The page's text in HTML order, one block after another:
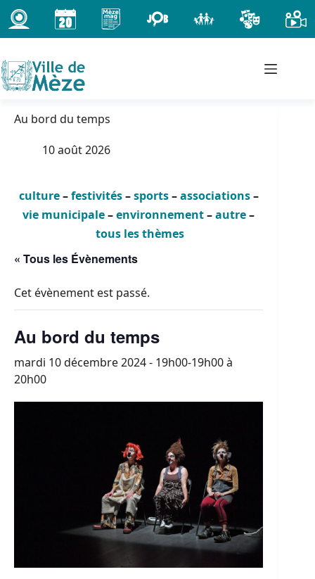
Passer
au
contenu
Au bord du temps
10 août 2026
culture–festivités–sports–associations–
vie municipale–environnement–autre–
tous les thèmes
« Tous les Évènements
Cet évènement est passé.
Au bord du temps
mardi 10 décembre 2024 - 19h00-19h00à
20h00